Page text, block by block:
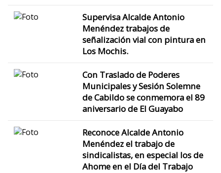
Supervisa Alcalde Antonio
Menéndez trabajos de
señalización vial con pintura en
Los Mochis.
Con Traslado de Poderes
Municipales y Sesión Solemne
de Cabildo se conmemora el 89
aniversario de El Guayabo
Reconoce Alcalde Antonio
Menéndez el trabajo de
sindicalistas, en especial los de
Ahome en el Día del Trabajo